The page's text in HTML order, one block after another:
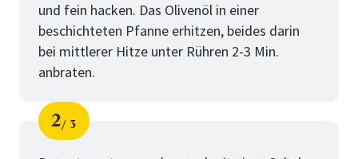
und fein hacken. Das Olivenöl in einer
beschichteten Pfanne erhitzen, beides darin
bei mittlerer Hitze unter Rühren 2-3 Min.
anbraten.
Schritt
2
von
3